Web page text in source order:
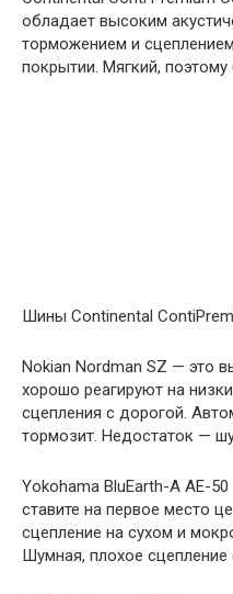
обладает высоким
торможением и
покрытии. Мягкий, поэтому
Шины Continental
Nokian Nordman SZ — это
хорошо реагируют на
сцепления с дорогой.
тормозит. Недостаток —
Yokohama BluEarth-A AE-
ставите на первое место
сцепление на сухом и
Шумная, плохое сцепление